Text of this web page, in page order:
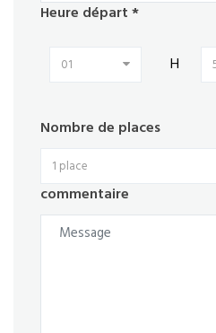
Heure départ *
01 H
Nombre de places
1 place
commentaire